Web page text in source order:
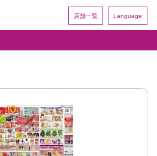
店舗一覧 Language